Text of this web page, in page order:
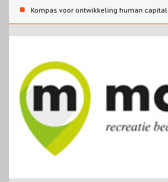
Kompas voor ontwikkeling human capital